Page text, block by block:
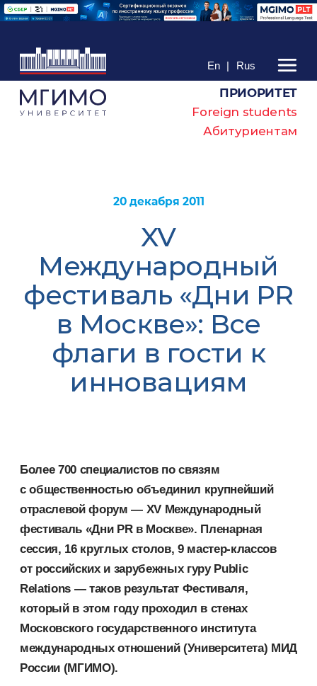
En | Rus
ПРИОРИТЕТ
Foreign students
Абитуриентам
20 декабря 2011
XV
Международный
фестиваль «Дни PR
в Москве»: Все
флаги в гости к
инновациям
Более 700 специалистов по связям
с общественностью объединил крупнейший
отраслевой форум — XV Международный
фестиваль «Дни PR в Москве». Пленарная
сессия, 16 круглых столов, 9 мастер-классов
от российских и зарубежных гуру Public
Relations — таков результат Фестиваля,
который в этом году проходил в стенах
Московского государственного института
международных отношений (Университета) МИД
России (МГИМО).